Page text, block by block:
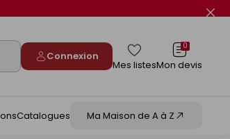
Connexion
Mes listes
0
Mon devis
Catalogues Ma Maison de A à Z